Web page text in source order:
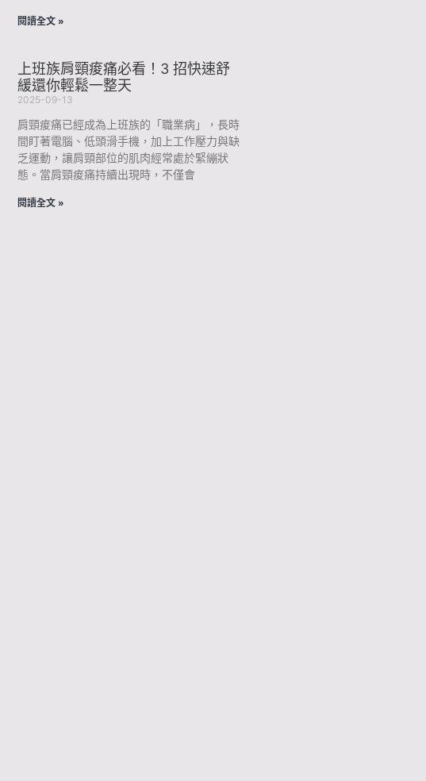
閱讀全文 »
上班族肩頸痠痛必看！3 招快速舒
緩還你輕鬆一整天
2025-09-13
肩頸痠痛已經成為上班族的「職業病」，長時
間盯著電腦、低頭滑手機，加上工作壓力與缺
乏運動，讓肩頸部位的肌肉經常處於緊繃狀
態。當肩頸痠痛持續出現時，不僅會
閱讀全文 »